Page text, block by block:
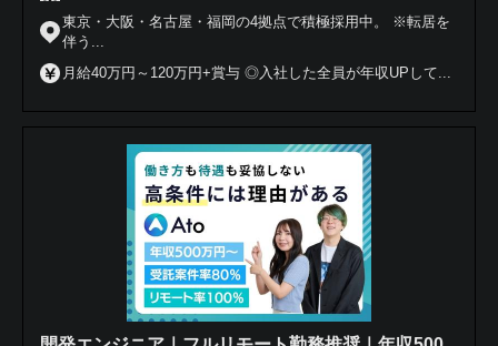
東京・大阪・名古屋・福岡の4拠点で積極採用中。 ※転居を
伴う...
月給40万円～120万円+賞与 ◎入社した全員が年収UPして...